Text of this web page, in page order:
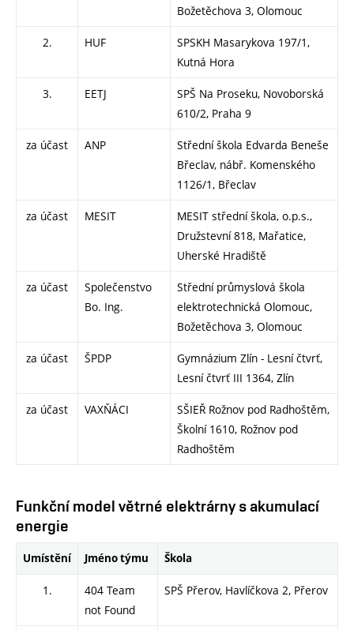
Božetěchova 3, Olomouc
2. HUF
SPSKH Masarykova 197/1,
Kutná Hora
3. EETJ
SPŠ Na Proseku, Novoborská
610/2, Praha 9
za účast ANP
Střední škola Edvarda Beneše
Břeclav, nábř. Komenského
1126/1, Břeclav
za účast MESIT
MESIT střední škola, o.p.s.,
Družstevní 818, Mařatice,
Uherské Hradiště
za účast
Společenstvo
Bo. Ing.
Střední průmyslová škola
elektrotechnická Olomouc,
Božetěchova 3, Olomouc
za účast ŠPDP
Gymnázium Zlín - Lesní čtvrť,
Lesní čtvrť III 1364, Zlín
za účast VAXŇÁCI
SŠIEŘ Rožnov pod Radhoštěm,
Školní 1610, Rožnov pod
Radhoštěm
Funkční model větrné elektrárny s akumulací
energie
Umístění Jméno týmu Škola
1.
404 Team
not Found
SPŠ Přerov, Havlíčkova 2, Přerov